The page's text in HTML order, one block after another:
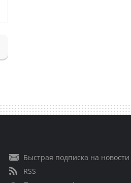
Быстрая подписка на новости
RSS